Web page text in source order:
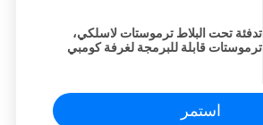
تدفئة تحت البلاط ترموستات لاسلكي،
ترموستات قابلة للبرمجة لغرفة كومبي
استمر